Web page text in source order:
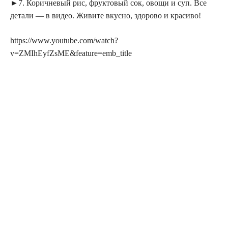
►7. Коричневый рис, фруктовый сок, овощи и суп. Все
детали — в видео. Живите вкусно, здорово и красиво!
https://www.youtube.com/watch?
v=ZMIhEyfZsME&feature=emb_title